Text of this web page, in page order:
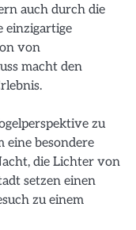
auch durch die
einzigartige
von
macht den
zu
besondere
die Lichter von
setzen einen
zu einem